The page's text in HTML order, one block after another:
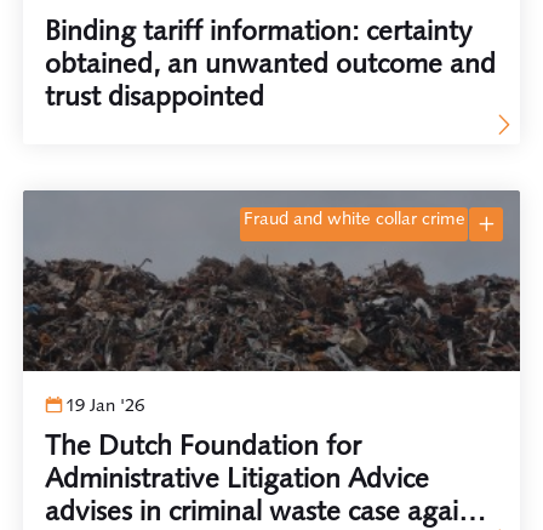
Binding tariff information: certainty
obtained, an unwanted outcome and
trust disappointed
19 Jan '26
The Dutch Foundation for
Administrative Litigation Advice
advises in criminal waste case against
fraud and white collar crime